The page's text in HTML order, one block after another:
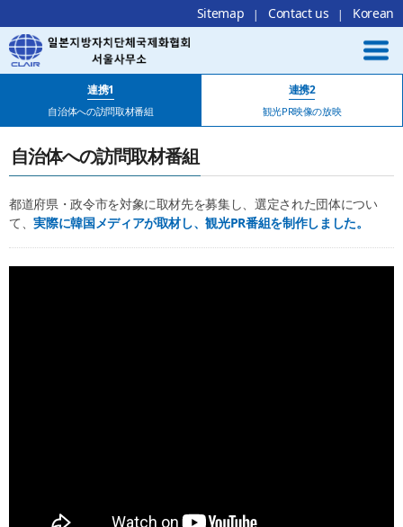
Local Navigation 바로가기
Contents 바로가기
Footer 바로가기
Sitemap Contact us Korean
連携1
自治体への訪問取材番組
連携2
観光PR映像の放映
自治体への訪問取材番組
都道府県・政令市を対象に取材先を募集し、選定された団体につい
て、実際に韓国メディアが取材し、観光PR番組を制作しました。